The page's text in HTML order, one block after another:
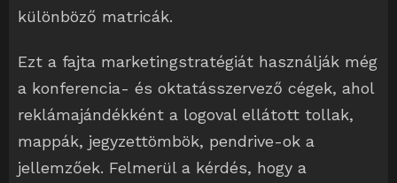
különböző matricák.
Ezt a fajta marketingstratégiát használják még
a konferencia- és oktatásszervező cégek, ahol
reklámajándékként a logoval ellátott tollak,
mappák, jegyzettömbök, pendrive-ok a
jellemzőek. Felmerül a kérdés, hogy a